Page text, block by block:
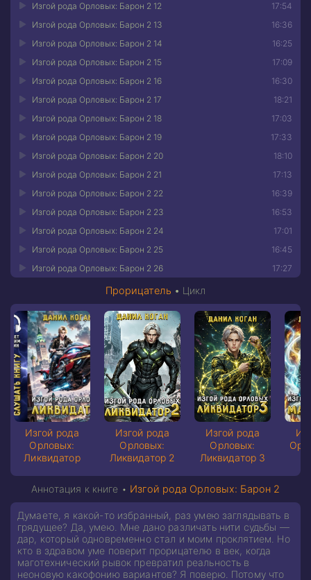
17:54
Изгой рода Орловых: Барон 2 12
16:36
Изгой рода Орловых: Барон 2 13
16:25
Изгой рода Орловых: Барон 2 14
17:09
Изгой рода Орловых: Барон 2 15
16:30
Изгой рода Орловых: Барон 2 16
18:21
Изгой рода Орловых: Барон 2 17
17:03
Изгой рода Орловых: Барон 2 18
17:33
Изгой рода Орловых: Барон 2 19
18:10
Изгой рода Орловых: Барон 2 20
17:13
Изгой рода Орловых: Барон 2 21
16:39
Изгой рода Орловых: Барон 2 22
16:53
Изгой рода Орловых: Барон 2 23
17:01
Изгой рода Орловых: Барон 2 24
16:45
Изгой рода Орловых: Барон 2 25
17:27
Изгой рода Орловых: Барон 2 26
Прорицатель • Цикл
Изгой рода
Орловых:
Ликвидатор
Изгой рода
Орловых:
Ликвидатор 2
Изгой рода
Орловых:
Ликвидатор 3
Аннотация к книге • Изгой рода Орловых: Барон 2
Думаете, я какой-то избранный, раз умею заглядывать в
грядущее? Да, умею. Мне дано различать нити судьбы —
дар, который одновременно стал и моим проклятием. Но
кто в здравом уме поверит прорицателю в век, когда
маготехнический рывок превратил реальность в
неоновую какофонию вариантов? Я поверю. Потому что